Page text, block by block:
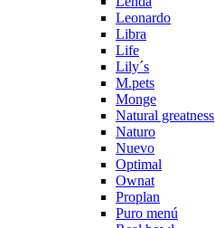
Leonardo
Libra
Life
Lily´s
M.pets
Monge
Natural greatness
Naturo
Nuevo
Optimal
Ownat
Proplan
Puro menú